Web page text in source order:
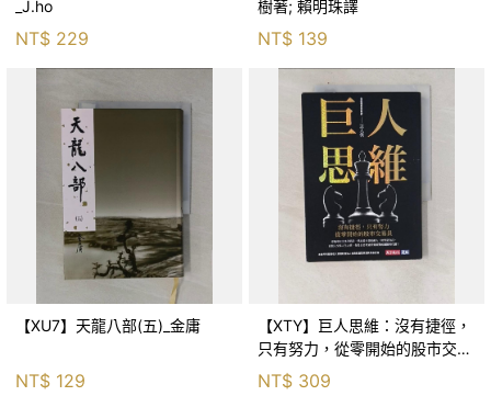
_J.ho
NT$ 229
樹著; 賴明珠譯
NT$ 139
【XU7】天龍八部(五)_金庸
NT$ 129
【XTY】巨人思維：沒有捷徑，
只有努力，從零開始的股市交易
員_巨人傑
NT$ 309